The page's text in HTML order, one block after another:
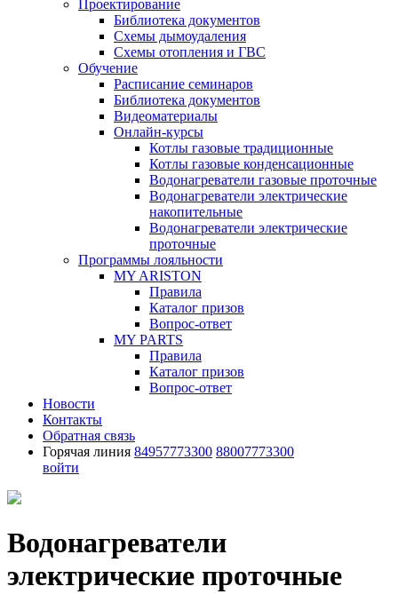
Проектирование
Библиотека документов
Схемы дымоудаления
Схемы отопления и ГВС
Обучение
Расписание семинаров
Библиотека документов
Видеоматериалы
Онлайн-курсы
Котлы газовые традиционные
Котлы газовые конденсационные
Водонагреватели газовые проточные
Водонагреватели электрические
накопительные
Водонагреватели электрические
проточные
Программы лояльности
MY ARISTON
Правила
Каталог призов
Вопрос-ответ
MY PARTS
Правила
Каталог призов
Вопрос-ответ
Новости
Контакты
Обратная связь
Горячая линия 84957773300 88007773300
войти
Водонагреватели
электрические проточные